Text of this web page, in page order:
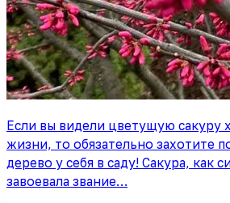
Если вы видели цветущую сакуру
жизни, то обязательно захотите
дерево у себя в саду! Сакура, как
завоевала звание…